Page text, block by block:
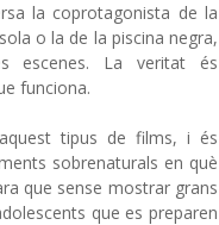
la coprotagonista de la
o la de la piscina negra,
escenes. La veritat és
funciona.
tipus de films, i és
sobrenaturals en què
que sense mostrar grans
que es preparen